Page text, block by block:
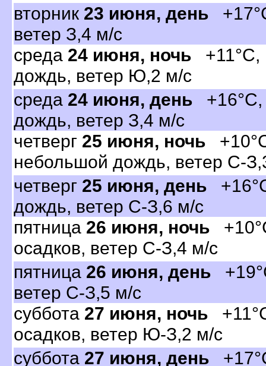
торник 23 июня, день
етер З,4 м/с
среда 24 июня, ночь +11°C,
дождь, ветер Ю,2 м/с
среда 24 июня, день
дождь, ветер З,4 м/с
четвер 25 июня, ночь
небольшой дождь, ветер С-
четвер 25 июня, день
дождь, ветер С-З,6 м/с
пятница 26 июня, ночь
осадков, ветер С-З,4 м/с
пятница 26 июня, день
етер С-З,5 м/с
суббота 27 июня, ночь
осадков, ветер Ю-З,2 м/с
суббота 27 июня, день